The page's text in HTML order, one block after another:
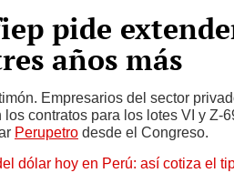
pide
años más
Empresarios del sector
los contratos para los lotes VI y Z-
Perupetro desde el Congreso.
dólar hoy en Perú: así cotiza el